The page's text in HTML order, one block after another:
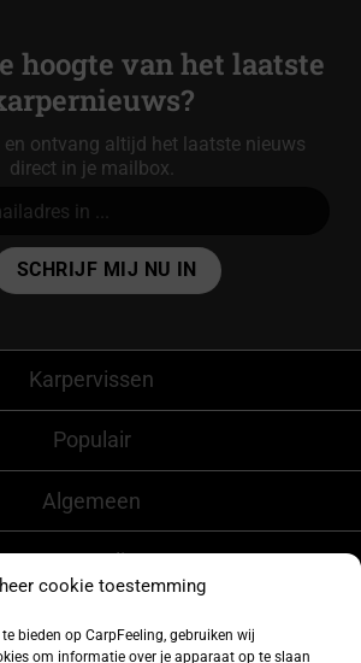
cookie toestemming
bieden op CarpFeeling, gebruiken wij
om informatie over je apparaat op te slaan
hoogte van het laatste
ontvang altijd het laatste nieuws
direct in je mailbox.
Karpervissen
Populair
Algemeen
CarpFeeling